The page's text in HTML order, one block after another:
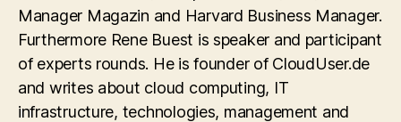
Manager Magazin and Harvard Business Manager.
Furthermore Rene Buest is speaker and participant
of experts rounds. He is founder of CloudUser.de
and writes about cloud computing, IT
infrastructure, technologies, management and